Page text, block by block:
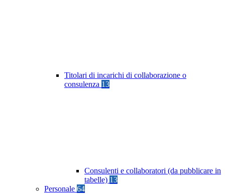
Titolari di incarichi di collaborazione o
consulenza 13
Consulenti e collaboratori (da pubblicare in
tabelle) 13
Personale 64